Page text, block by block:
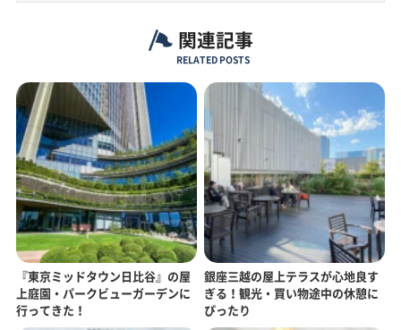
関連記事
RELATED POSTS
『東京ミッドタウン日比谷』の屋
上庭園・パークビューガーデンに
行ってきた！
銀座三越の屋上テラスが心地良す
ぎる！観光・買い物途中の休憩に
ぴったり